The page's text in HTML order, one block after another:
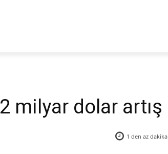
milyar dolar artış
1 den az dakika